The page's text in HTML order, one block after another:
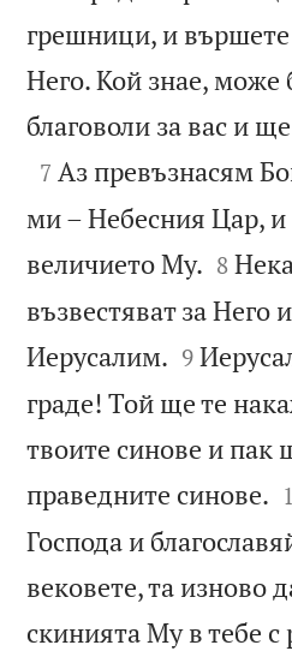
грешници, и
Него. Кой знае, може
благоволи за вас и

7 Аз превъзнасям
ми – Небесния Цар, и
величието Му. 

8
възвестяват за Него
Иерусалим. 

9
граде! Той ще те
твоите синове и пак
праведните синове.
Господа и
вековете, та изново
скинията Му в тебе с